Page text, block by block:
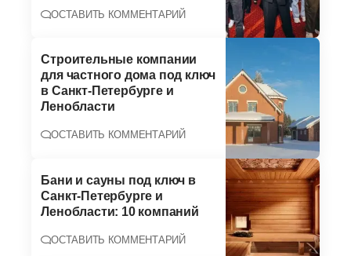
ОСТАВИТЬ КОММЕНТАРИЙ
Строительные компании
для частного дома под ключ
в Санкт-Петербурге и
Ленобласти
ОСТАВИТЬ КОММЕНТАРИЙ
Бани и сауны под ключ в
Санкт-Петербурге и
Ленобласти: 10 компаний
ОСТАВИТЬ КОММЕНТАРИЙ